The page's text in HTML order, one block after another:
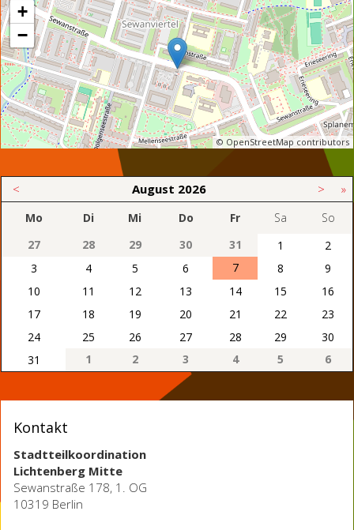
+
−
© OpenStreetMap contributors
< August 2026 > »
Mo Di Mi Do Fr Sa
So
27
28 29 30 31 1
2
3
4 5 6 7 8
9
10
11 12 13 14 15
16
17
18 19 20 21 22
23
24
25 26 27 28 29
30
31
1 2 3 4 5 6
Kontakt
Stadtteilkoordination
Lichtenberg Mitte
Sewanstraße 178, 1. OG
10319 Berlin